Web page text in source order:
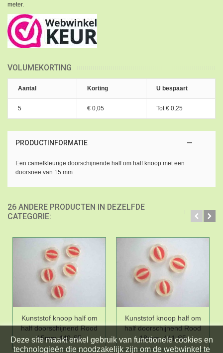
meter.
VOLUMEKORTING
Aantal Korting U bespaart
5 € 0,05 Tot € 0,25
PRODUCTINFORMATIE
Een camelkleurige doorschijnende half om half knoop met een
doorsnee van 15 mm.
26 ANDERE PRODUCTEN IN DEZELFDE
CATEGORIE:
Kunststof knoop half om
half doorschijnend Rood
15mm,440-S5
Kunststof knoop half om
half doorschijnend Rood
18mm. 441-S5
Deze site maakt enkel gebruik van functionele cookies en
technologieën die noodzakelijk zijn om de webwinkel te